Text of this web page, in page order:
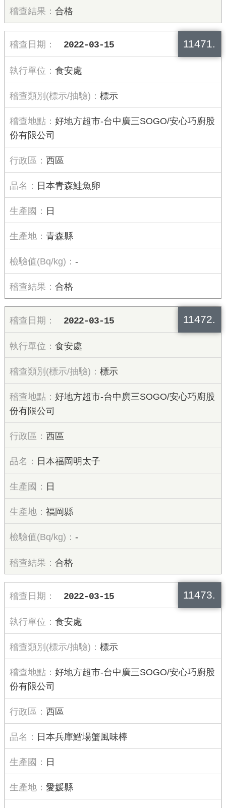
合格
11471.
2022-03-15
食安處
標示
好地方超市-台中廣三SOGO/安心巧廚股
份有限公司
西區
日本青森鮭魚卵
日
青森縣
-
合格
11472.
2022-03-15
食安處
標示
好地方超市-台中廣三SOGO/安心巧廚股
份有限公司
西區
日本福岡明太子
日
福岡縣
-
合格
11473.
2022-03-15
食安處
標示
好地方超市-台中廣三SOGO/安心巧廚股
份有限公司
西區
日本兵庫鱈場蟹風味棒
日
愛媛縣